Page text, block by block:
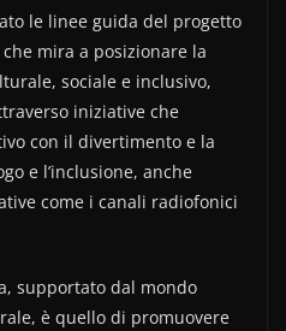
le linee guida del progetto
mira a posizionare la
sociale e inclusivo,
iniziative che
con il divertimento e la
e l’inclusione, anche
come i canali radiofonici
supportato dal mondo
è quello di promuovere